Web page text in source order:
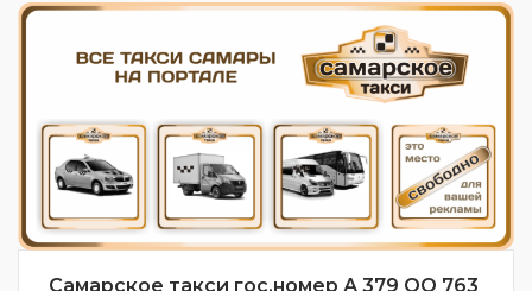
Самарское такси гос.номер А 379 ОО 763